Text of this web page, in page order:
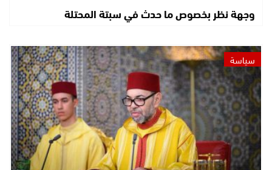
وجهة نظر بخصوص ما حدث في سبتة المحتلة
سياسة